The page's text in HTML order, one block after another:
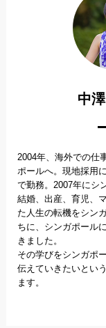
もっと知りたい
お問い合わせ
中
2004年、海外での仕
ポールへ。現地採用
で勤務。2007年にシ
結婚、出産、育児、
た人生の転機をシン
ちに、シンガポール
きました。
その学びをシンガポ
伝えていきたいとい
ます。